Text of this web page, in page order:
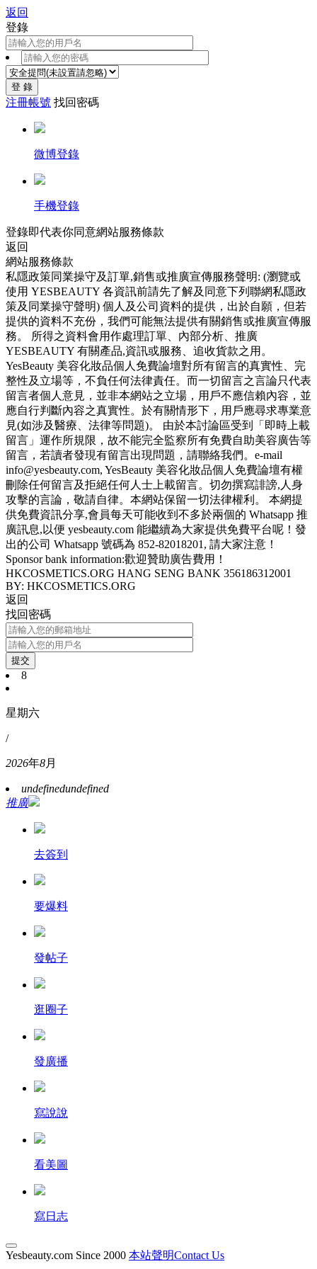
返回
登錄
登 錄
注冊帳號 找回密碼
微博登錄
手機登錄
登錄即代表你同意網站服務條款
返回
網站服務條款
私隱政策同業操守及訂單,銷售或推廣宣傳服務聲明: (瀏覽或
使用 YESBEAUTY 各資訊前請先了解及同意下列聯網私隱政
策及同業操守聲明) 個人及公司資料的提供，出於自願，但若
提供的資料不充份，我們可能無法提供有關銷售或推廣宣傳服
務。 所得之資料會用作處理訂單、內部分析、推廣
YESBEAUTY 有關產品,資訊或服務、追收貨款之用。
YesBeauty 美容化妝品個人免費論壇對所有留言的真實性、完
整性及立場等，不負任何法律責任。而一切留言之言論只代表
留言者個人意見，並非本網站之立場，用戶不應信賴內容，並
應自行判斷內容之真實性。於有關情形下，用戶應尋求專業意
見(如涉及醫療、法律等問題)。 由於本討論區受到「即時上載
留言」運作所規限，故不能完全監察所有免費自助美容廣告等
留言，若讀者發現有留言出現問題，請聯絡我們。e-mail
info@yesbeauty.com, YesBeauty 美容化妝品個人免費論壇有權
刪除任何留言及拒絕任何人士上載留言。切勿撰寫誹謗,人身
攻擊的言論，敬請自律。本網站保留一切法律權利。 本網提
供免費資訊分享,會員每天可能收到不多於兩個的 Whatsapp 推
廣訊息,以便 yesbeauty.com 能繼續為大家提供免費平台呢！發
出的公司 Whatsapp 號碼為 852-82018201, 請大家注意！
Sponsor bank information:歡迎贊助廣告費用！
HKCOSMETICS.ORG HANG SENG BANK 356186312001
BY: HKCOSMETICS.ORG
返回
找回密碼
提交
8
星期六
/
2026年8月
undefinedundefined
推廣
去簽到
要爆料
發帖子
逛圈子
發廣播
寫說說
看美圖
寫日志
Yesbeauty.com Since 2000 本站聲明Contact Us